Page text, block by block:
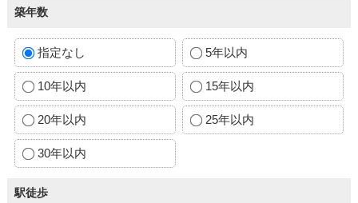
築年数
指定なし 5年以内
10年以内 15年以内
20年以内 25年以内
30年以内
駅徒歩